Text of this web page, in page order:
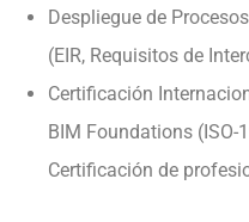
Despliegue de
(EIR, Requisitos de
Certificación
BIM Foundations (ISO-
Certificación de